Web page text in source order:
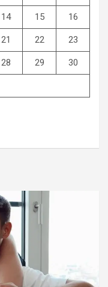
14 15 16
21 22 23
28 29 30